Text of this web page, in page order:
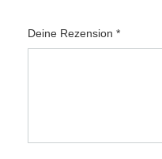
Deine Rezension *